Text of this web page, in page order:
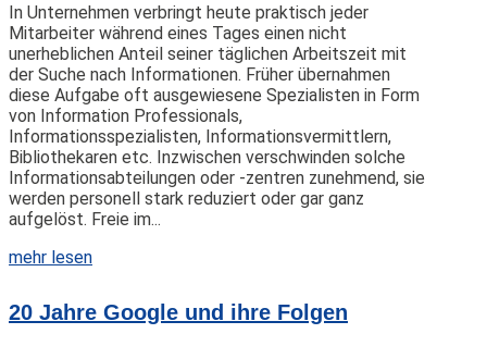
In Unternehmen verbringt heute praktisch jeder
Mitarbeiter während eines Tages einen nicht
unerheblichen Anteil seiner täglichen Arbeitszeit mit
der Suche nach Informationen. Früher übernahmen
diese Aufgabe oft ausgewiesene Spezialisten in Form
von Information Professionals,
Informationsspezialisten, Informationsvermittlern,
Bibliothekaren etc. Inzwischen verschwinden solche
Informationsabteilungen oder -zentren zunehmend, sie
werden personell stark reduziert oder gar ganz
aufgelöst. Freie im...
mehr lesen
20 Jahre Google und ihre Folgen